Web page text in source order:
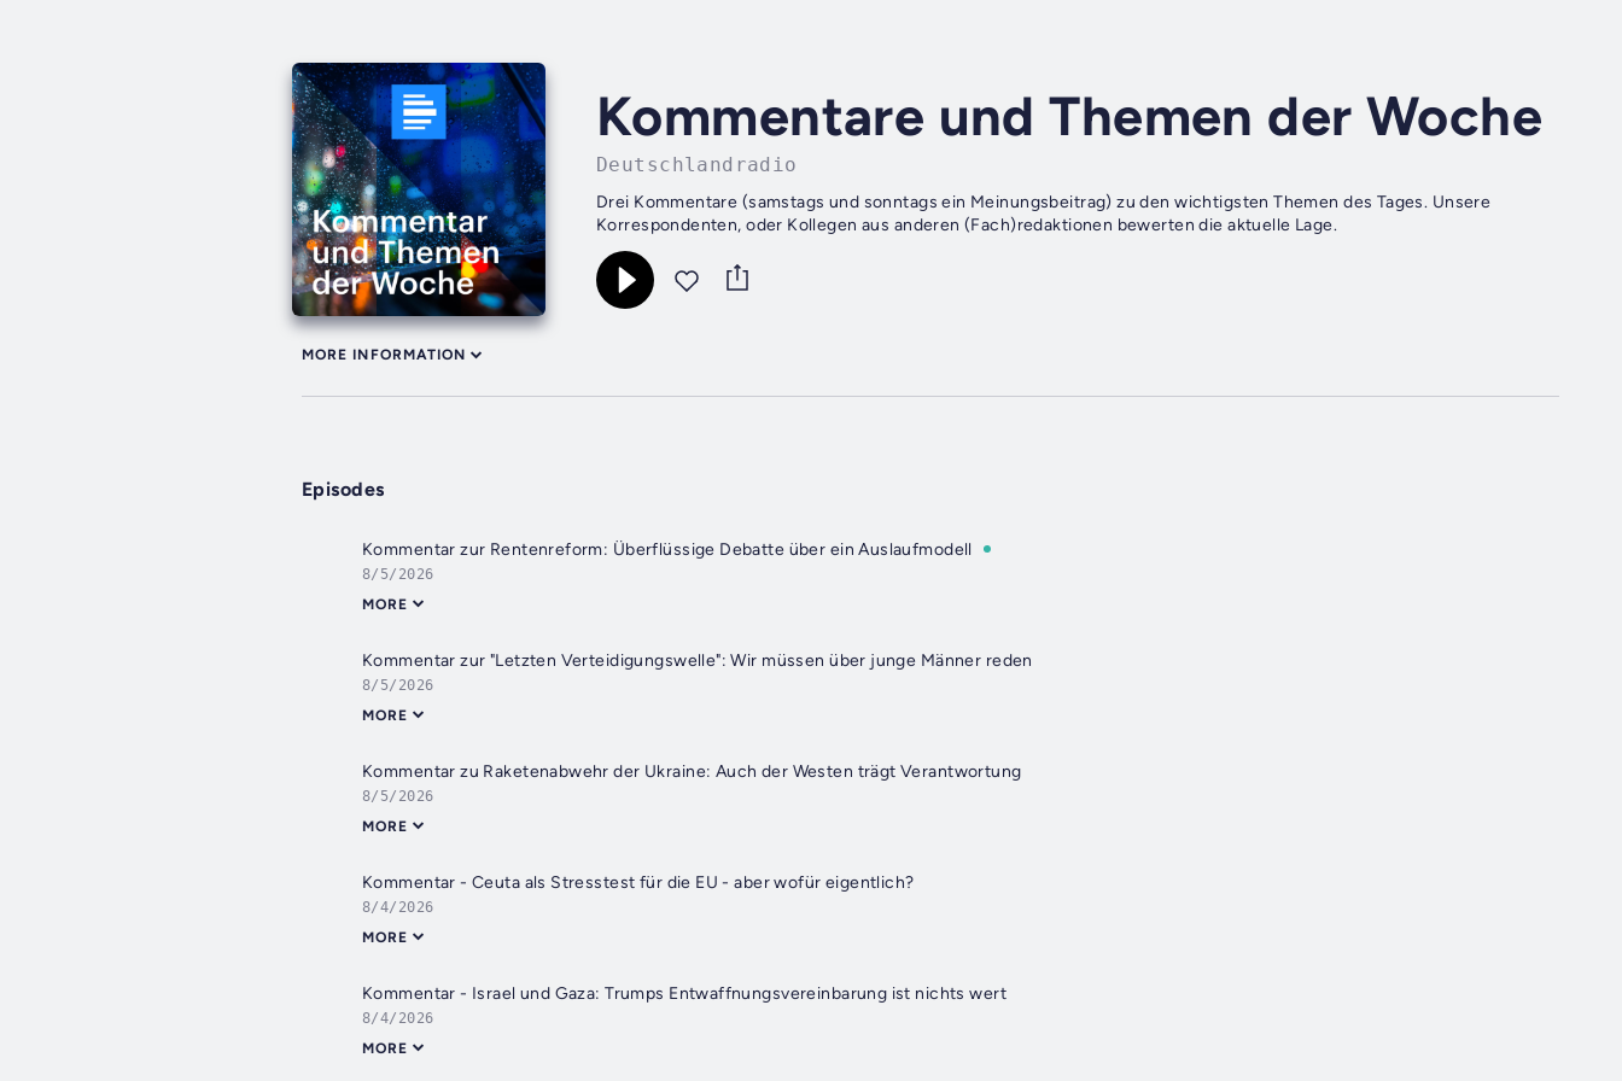
Kommentare und Themen der Woche
Deutschlandradio
Drei Kommentare (samstags und sonntags ein Meinungsbeitrag) zu den wichtigsten Themen des Tages. Unsere
Korrespondenten, oder Kollegen aus anderen (Fach)redaktionen bewerten die aktuelle Lage.
MORE INFORMATION
Episodes
Kommentar zur Rentenreform: Überflüssige Debatte über ein Auslaufmodell
8/5/2026
MORE
Kommentar zur "Letzten Verteidigungswelle": Wir müssen über junge Männer reden
8/5/2026
MORE
Kommentar zu Raketenabwehr der Ukraine: Auch der Westen trägt Verantwortung
8/5/2026
MORE
Kommentar - Ceuta als Stresstest für die EU - aber wofür eigentlich?
8/4/2026
MORE
Kommentar - Israel und Gaza: Trumps Entwaffnungsvereinbarung ist nichts wert
8/4/2026
MORE